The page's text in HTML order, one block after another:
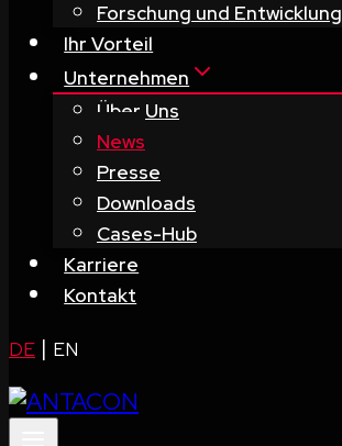
Forschung und Entwicklung
Ihr Vorteil
Unternehmen
Über Uns
News
Presse
Downloads
Cases-Hub
Karriere
Kontakt
DE | EN